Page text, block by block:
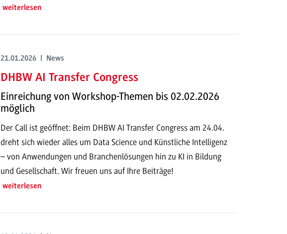
weiterlesen
21.01.2026 | News
DHBW AI Transfer Congress
Einreichung von Workshop-Themen bis 02.02.2026
möglich
Der Call ist geöffnet: Beim DHBW AI Transfer Congress am 24.04.
dreht sich wieder alles um Data Science und Künstliche Intelligenz
– von Anwendungen und Branchenlösungen hin zu KI in Bildung
und Gesellschaft. Wir freuen uns auf Ihre Beiträge!
weiterlesen